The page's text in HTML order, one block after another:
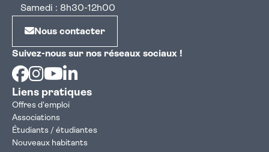
Samedi : 8h30-12h00
Nous contacter
Suivez-nous sur nos réseaux sociaux !
Facebook
Instagram
Youtube
Liens pratiques
Offres d'emploi
Associations
Étudiants / étudiantes
Nouveaux habitants